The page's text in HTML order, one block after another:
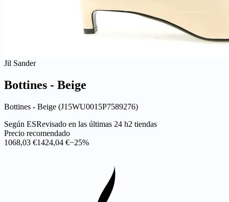
Jil Sander
Bottines - Beige
Bottines - Beige (J15WU0015P7589276)
Según ESRevisado en las últimas 24 h2 tiendas
Precio recomendado
1068,03 €1424,04 €−25%